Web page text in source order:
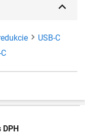
USB-C
DPH